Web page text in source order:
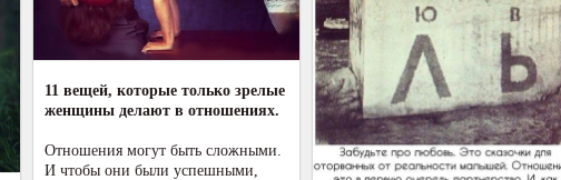
11 вещей, которые только зрелые
женщины делают в отношениях.
Отношения могут быть сложными.
И чтобы они были успешными,